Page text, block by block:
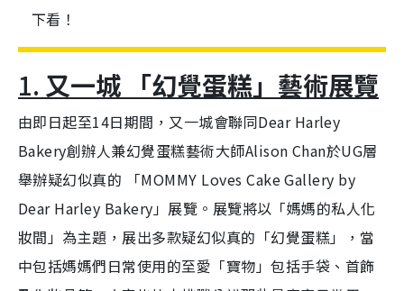
下看！
1. 又一城 「幻覺蛋糕」藝術展覽
由即日起至14日期間，又一城會聯同Dear Harley
Bakery創辦人兼幻覺蛋糕藝術大師Alison Chan於UG層
舉辦疑幻似真的 「MOMMY Loves Cake Gallery by
Dear Harley Bakery」展覽。展覽將以「媽媽的私人化
妝間」為主題，展出多款疑幻似真的「幻覺蛋糕」，當
中包括媽媽們日常使用的至愛「寶物」包括手袋、首飾